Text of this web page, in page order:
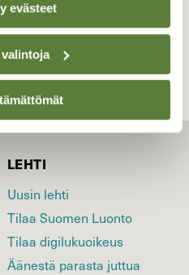
evästeet
LISTAAN
LEHTI
Uusin lehti
Tilaa Suomen Luonto
Tilaa digilukuoikeus
Äänestä parasta juttua